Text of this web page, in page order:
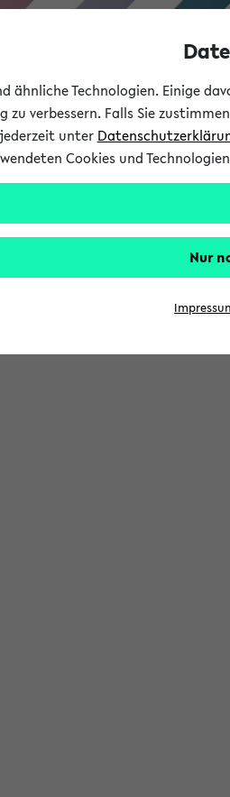
Studium
ähnliche Technologien. Einige
zu verbessern. Falls Sie
unter
Cookies und
Nur